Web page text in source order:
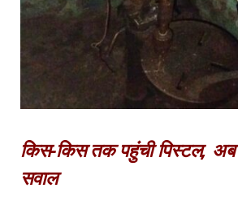
किस-किस तक पहुंची पिस्टल, अब
सवाल